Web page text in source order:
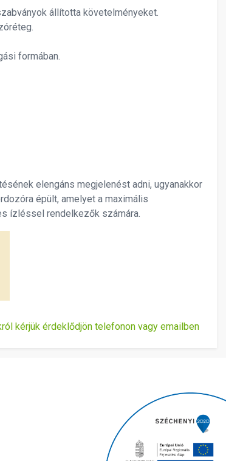
állította követelményeket.
formában.
elengáns megjelenést adni, ugyanakkor
épült, amelyet a maximális
ízléssel rendelkezők számára.
kérjük érdeklődjön telefonon vagy emailben